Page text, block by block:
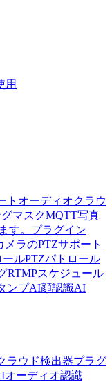
用
ト オーディオクラウ
マスクMQTT写真
す。 プラグイン
メラのPTZサポート
ールPTZパトロール
RTMPスケジュール
ンプAI顔認識AI
ラウド検出器プラグ
オーディオ認識